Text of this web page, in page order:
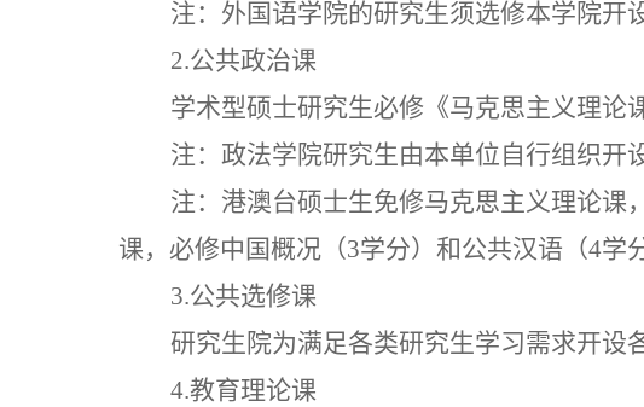
注：外国语学院的研究生须选修本学院开
2.公共政治课
学术型硕士研究生必修《马克思主义理论
注：政法学院研究生由本单位自行组织开
注：港澳台硕士生免修马克思主义理论课
课，必修中国概况（3学分）和公共汉语（4学
3.公共选修课
研究生院为满足各类研究生学习需求开设
4.教育理论课